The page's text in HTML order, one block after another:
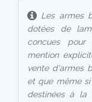
Les armes
dotées de
concues
mention
vente d'armes
et que même
destinées à la